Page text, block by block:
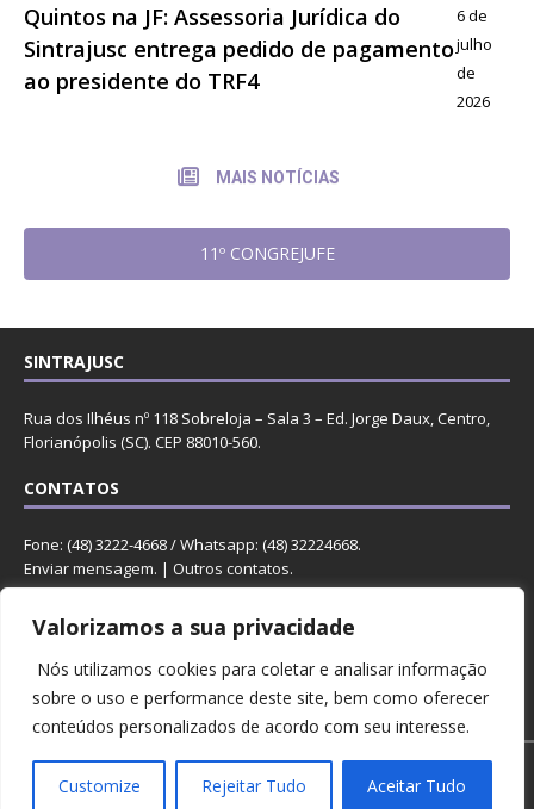
Valorizamos a sua privacidade
Nós utilizamos cookies para coletar e analisar informação
sobre o uso e performance deste site, bem como oferecer
conteúdos personalizados de acordo com seu interesse.
Customize Rejeitar Tudo Aceitar Tudo
Quintos na JF: Assessoria Jurídica do
Sintrajusc entrega pedido de pagamento
ao presidente do TRF4
6 de
julho
de
2026
MAIS NOTÍCIAS
11º CONGREJUFE
SINTRAJUSC
Rua dos Ilhéus nº 118 Sobreloja – Sala 3 – Ed. Jorge Daux, Centro,
Florianópolis (SC). CEP 88010-560.
CONTATOS
Fone: (48) 3222-4668 / Whatsapp: (48) 32224668.
Enviar mensagem. | Outros contatos.
REDES
Copyright © 2023 Sintrajusc.